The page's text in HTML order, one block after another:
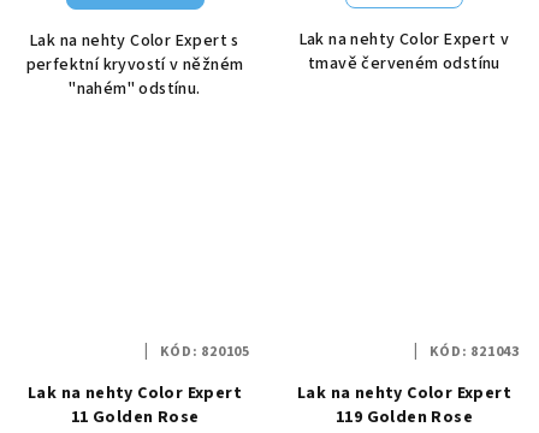
Lak na nehty Color Expert s
perfektní kryvostí v něžném
"nahém" odstínu.
Lak na nehty Color Expert v
tmavě červeném odstínu
Lak na nehty Color Expert
11 Golden Rose
KÓD: 820105
Lak na nehty Color Expert
119 Golden Rose
KÓD: 821043